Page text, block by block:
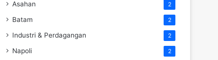
Asahan 2
Batam 2
Industri & Perdagangan 2
Napoli 2